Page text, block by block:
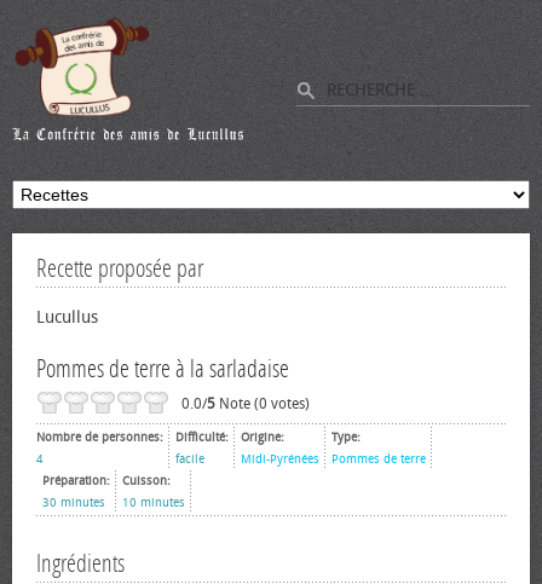
Recette proposée par
Lucullus
Pommes de terre à la sarladaise
0.0/5 Note (0 votes)
Nombre de personnes:
4
Difficulté:
facile
Origine:
Midi-Pyrénées
Type:
Pommes de terre
Préparation:
30 minutes
Cuisson:
10 minutes
Ingrédients